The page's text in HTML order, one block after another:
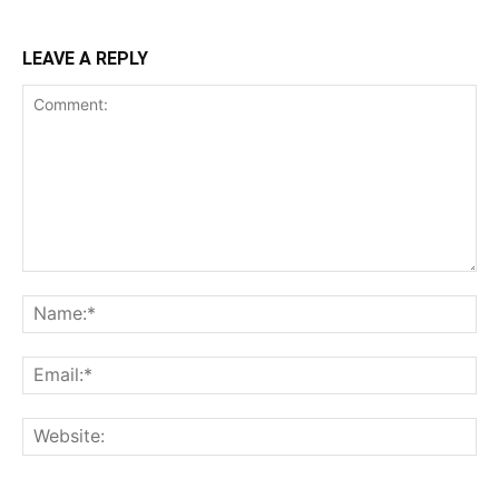
LEAVE A REPLY